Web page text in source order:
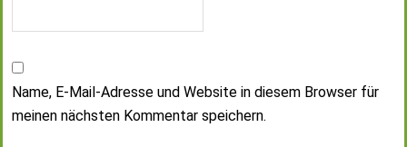
Name, E-Mail-Adresse und Website in diesem Browser für
meinen nächsten Kommentar speichern.